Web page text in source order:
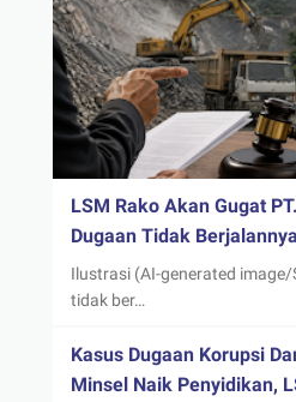
LSM Rako Akan Gugat
Dugaan Tidak
Ilustrasi (AI-generated
tidak ber…
Kasus Dugaan Korupsi
Minsel Naik Penyidikan,